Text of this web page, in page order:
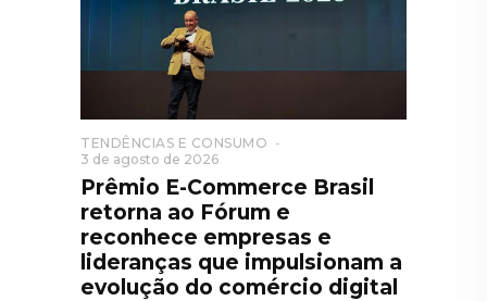
TENDÊNCIAS E CONSUMO
3 de agosto de 2026
Prêmio E-Commerce Brasil
retorna ao Fórum e
reconhece empresas e
lideranças que impulsionam a
evolução do comércio digital